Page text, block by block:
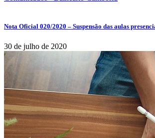
Nota Oficial 020/2020 – Suspensão das aulas
30 de julho de 2020